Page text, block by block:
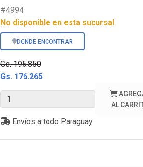
#4994
No disponible en esta sucursal
DONDE ENCONTRAR
Gs. 195.850
Gs. 176.265
AL
Envíos a todo Paraguay